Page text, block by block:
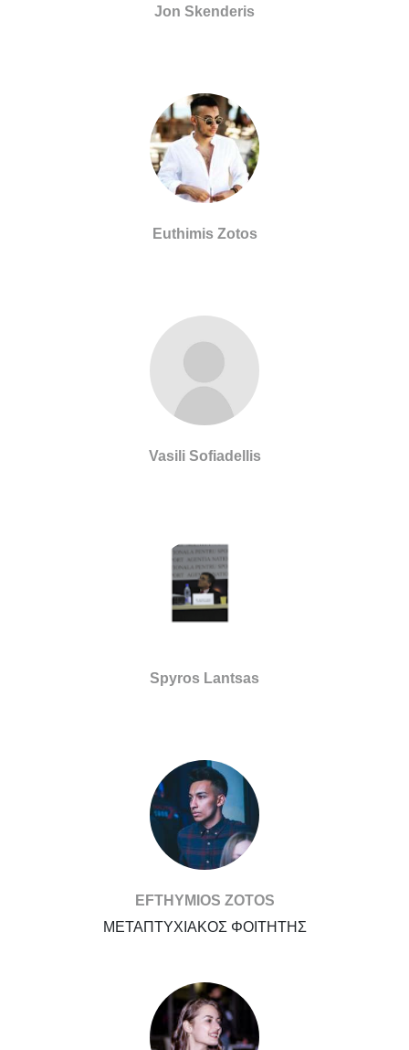
Jon Skenderis
Euthimis Zotos
Vasili Sofiadellis
Spyros Lantsas
EFTHYMIOS ZOTOS
ΜΕΤΑΠΤΥΧΙΑΚΟΣ ΦΟΙΤΗΤΗΣ